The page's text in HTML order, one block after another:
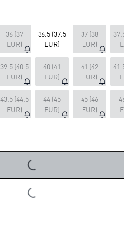
36 (37
EUR)
36.5 (37.5
EUR)
37 (38
EUR)
39.5 (40.5
EUR)
40 (41
EUR)
41 (42
EUR)
43.5 (44.5
EUR)
44 (45
EUR)
45 (46
EUR)
LOADING...
LOADING...